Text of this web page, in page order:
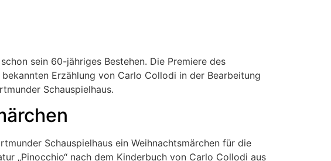
sein 60-jähriges Bestehen. Die Premiere des
Erzählung von Carlo Collodi in der Bearbeitung
Schauspielhaus.
Schauspielhaus ein Weihnachtsmärchen für die
„Pinocchio“ nach dem Kinderbuch von Carlo Collodi aus